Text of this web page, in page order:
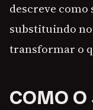
descreve
substituindo
transformar o
COMO